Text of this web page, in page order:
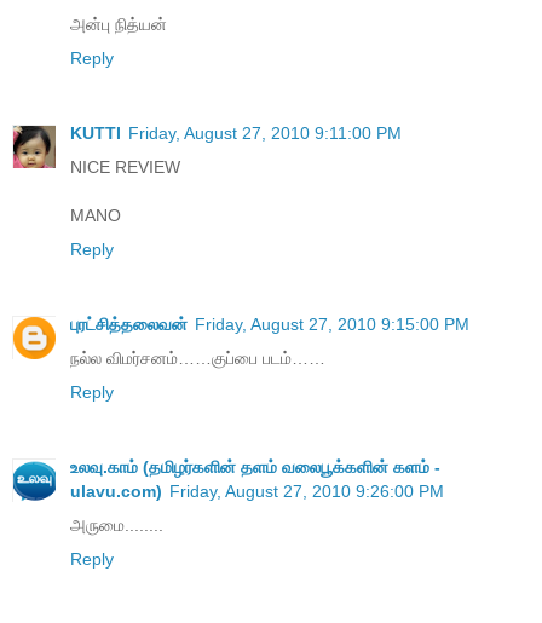
அன்பு நித்யன்
Reply
KUTTI Friday, August 27, 2010 9:11:00 PM
NICE REVIEW
MANO
Reply
புரட்சித்தலைவன் Friday, August 27, 2010 9:15:00 PM
நல்ல விமர்சனம்……குப்பை படம்……
Reply
உலவு.காம் (தமிழர்களின் தளம் வலைபூக்களின் களம் -
ulavu.com) Friday, August 27, 2010 9:26:00 PM
அருமை........
Reply